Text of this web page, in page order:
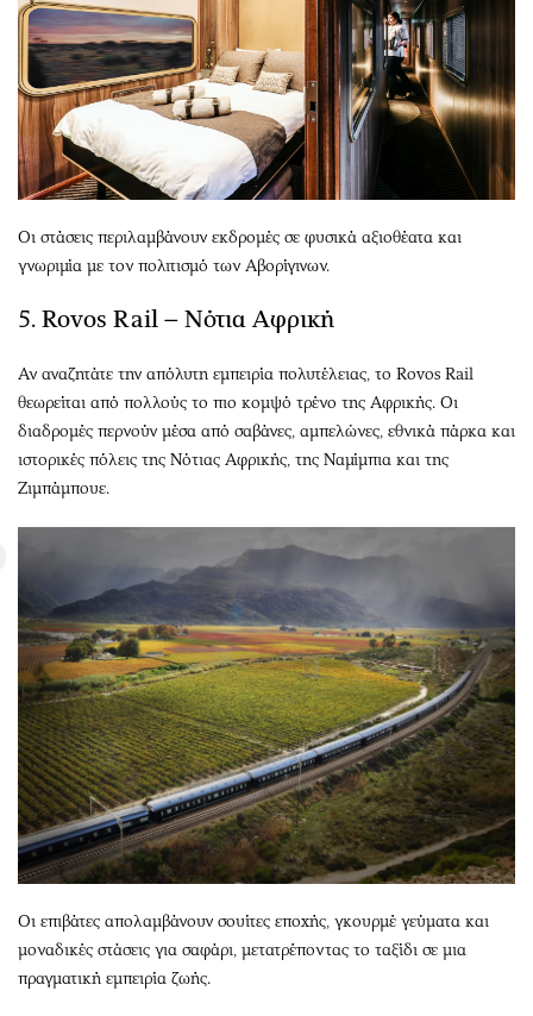
Οι στάσεις περιλαμβάνουν εκδρομές σε φυσικά αξιοθέατα και
γνωριμία με τον πολιτισμό των Αβορίγινων.
5. Rovos Rail – Νότια Αφρική
Αν αναζητάτε την απόλυτη εμπειρία πολυτέλειας, το Rovos Rail
θεωρείται από πολλούς το πιο κομψό τρένο της Αφρικής. Οι
διαδρομές περνούν μέσα από σαβάνες, αμπελώνες, εθνικά πάρκα και
ιστορικές πόλεις της Νότιας Αφρικής, της Ναμίμπια και της
Ζιμπάμπουε.
Οι επιβάτες απολαμβάνουν σουίτες εποχής, γκουρμέ γεύματα και
μοναδικές στάσεις για σαφάρι, μετατρέποντας το ταξίδι σε μια
πραγματική εμπειρία ζωής.